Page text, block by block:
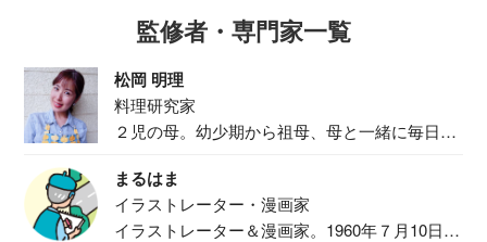
監修者・専門家一覧
松岡 明理
料理研究家
２児の母。幼少期から祖母、母と一緒に毎日の
まるはま
イラストレーター・漫画家
イラストレーター＆漫画家。1960年７月10日生